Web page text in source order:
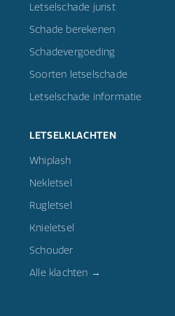
Letselschade jurist
Schade berekenen
Schadevergoeding
Soorten letselschade
Letselschade informatie
LETSELKLACHTEN
Whiplash
Nekletsel
Rugletsel
Knieletsel
Schouder
Alle klachten →